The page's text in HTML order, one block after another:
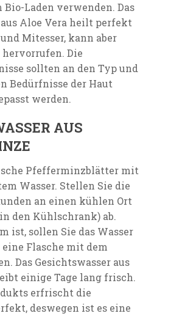
Laden verwenden. Das
Aloe Vera heilt perfekt
Mitesser, kann aber
Die
sollten an den Typ und
Bedürfnisse der Haut
werden.
AUS
Pfefferminzblätter mit
Wasser. Stellen Sie die
an einen kühlen Ort
den Kühlschrank) ab.
ist, sollen Sie das Wasser
Flasche mit dem
Das Gesichtswasser aus
einige Tage lang frisch.
erfrischt die
deswegen ist es eine